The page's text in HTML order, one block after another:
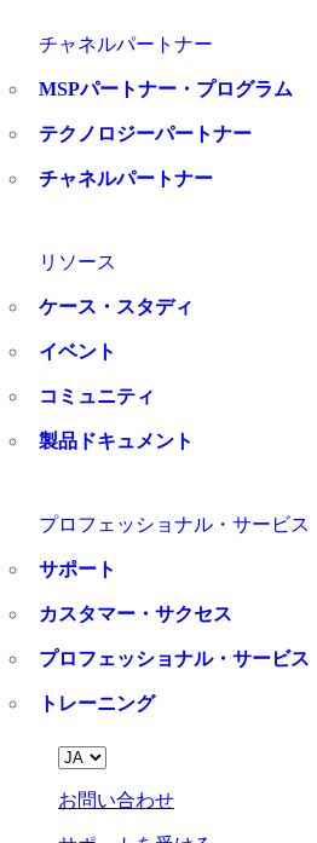
チャネルパートナー
MSPパートナー・プログラム
テクノロジーパートナー
チャネルパートナー
リソース
ケース・スタディ
イベント
コミュニティ
製品ドキュメント
プロフェッショナル・サービス
サポート
カスタマー・サクセス
プロフェッショナル・サービス
トレーニング
お問い合わせ
Language